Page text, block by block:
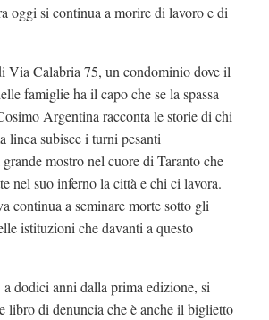
oggi si continua a morire di lavoro e di
Via Calabria 75, un condominio dove il
famiglie ha il capo che se la spassa
Argentina racconta le storie di chi
linea subisce i turni pesanti
mostro nel cuore di Taranto che
nel suo inferno la città e chi ci lavora.
continua a seminare morte sotto gli
istituzioni che davanti a questo
a dodici anni dalla prima edizione, si
libro di denuncia che è anche il biglietto